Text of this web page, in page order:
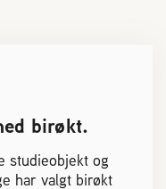
birøkt.
studieobjekt og
har valgt birøkt